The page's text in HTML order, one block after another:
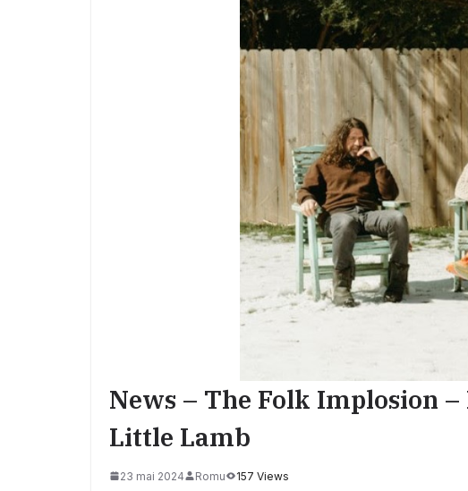
News – The Folk Implosion
Little Lamb
23 mai 2024 Romu 157 Views